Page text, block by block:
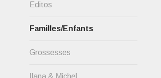
Editos
Familles/Enfants
Grossesses
Ilana & Michel